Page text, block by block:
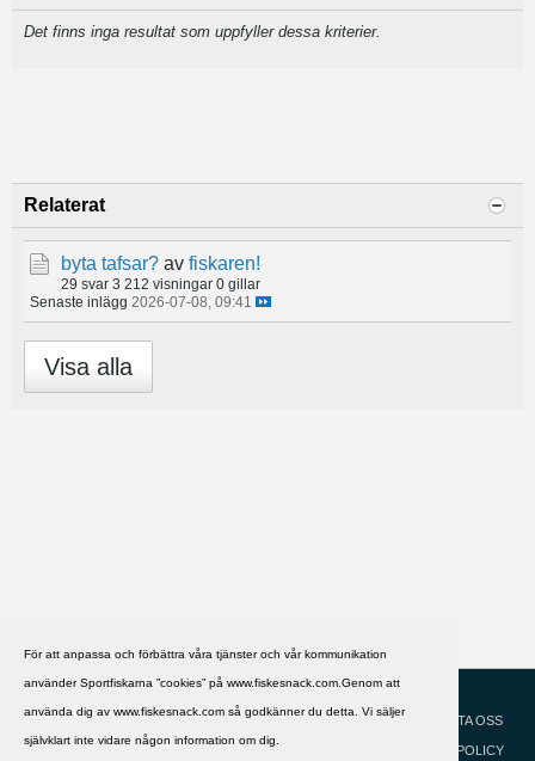
För att anpassa och förbättra våra tjänster och vår kommunikation
använder Sportfiskarna ”cookies” på www.fiskesnack.com.Genom att
använda dig av www.fiskesnack.com så godkänner du detta. Vi säljer
självklart inte vidare någon information om dig.
Det finns inga resultat som uppfyller dessa kriterier.
Relaterat
byta tafsar? av fiskaren!
29 svar 3 212 visningar 0 gillar
Senaste inlägg 2026-07-08, 09:41
Visa alla
HJÄLP
KONTAKTA OSS
COOKIEPOLICY